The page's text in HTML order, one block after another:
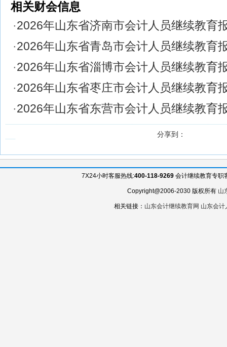
相关财会信息
·2026年山东省济南市会计人员继续教育
·2026年山东省青岛市会计人员继续教育
·2026年山东省淄博市会计人员继续教育
·2026年山东省枣庄市会计人员继续教育
·2026年山东省东营市会计人员继续教育
分享到：
7X24小时客服热线:400-118-9269 会计继续教育专职
Copyright@2006-2030 版权所有 山
相关链接： 山东会计继续教育网 山东会计